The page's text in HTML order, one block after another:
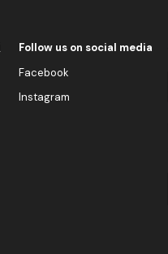
Follow us on social media
Facebook
Instagram